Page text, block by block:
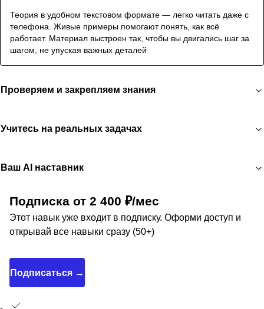
Теория в удобном текстовом формате — легко читать даже с
телефона. Живые примеры помогают понять, как всё
работает. Материал выстроен так, чтобы вы двигались шаг за
шагом, не упуская важных деталей
Проверяем и закрепляем знания
Учитесь на реальных задачах
Ваш AI наставник
Подписка от 2 400 ₽/мес
Этот навык уже входит в подписку. Оформи доступ и
открывай все навыки сразу (50+)
Подписаться →